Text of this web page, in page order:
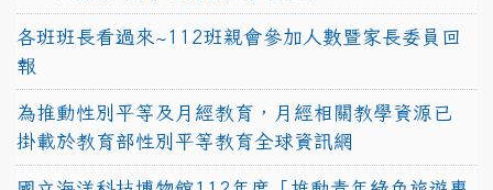
各班班長看過來~112班親會參加人數暨家長委員回
報
為推動性別平等及月經教育，月經相關教學資源已
掛載於教育部性別平等教育全球資訊網